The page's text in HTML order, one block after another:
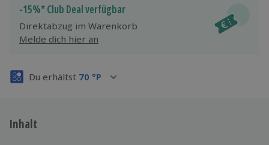
Jeder Gutschein für alle Erlebnisse einlösbar.
Maximale Sicherheit
3 Jahre gültig & verlängerbar.
-15%* Club Deal verfügbar
Direktabzug im Warenkorb
Melde dich hier an
Du erhältst 70 °P
Inhalt